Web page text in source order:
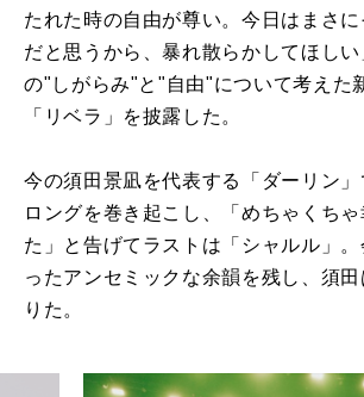
たれた時の自由が尊い。今日はまさに
だと思うから、暴れ散らかしてほし
の"しがらみ"と"自由"について考えた
「リベラ」を披露した。
今の須田景凪を代表する「ダーリン
ロングを巻き起こし、「めちゃくち
た」と告げてラストは「シャルル」
ったアンセミックな余韻を残し、須
りた。